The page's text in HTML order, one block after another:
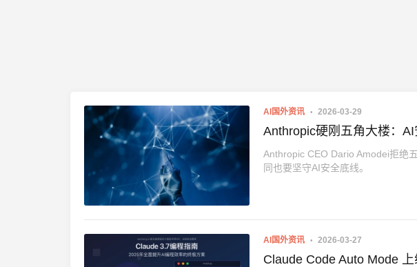
AI国外资讯 2026-03-29
Anthropic硬刚五角大楼：
Anthropic CEO Dario Amodei拒绝
同也要坚守AI安全底线。
AI国外资讯 2026-03-27
Claude Code Auto Mode